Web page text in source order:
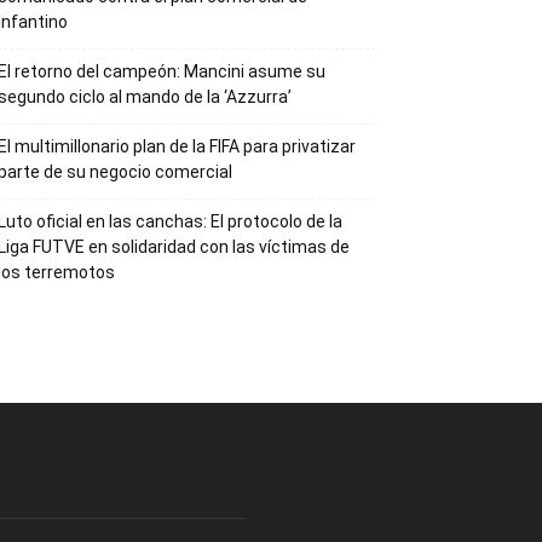
Infantino
El retorno del campeón: Mancini asume su
ciclo al mando de la ‘Azzurra’
El multimillonario plan de la FIFA para privatizar
de su negocio comercial
Luto oficial en las canchas: El protocolo de la
Liga FUTVE en solidaridad con las víctimas de
los terremotos